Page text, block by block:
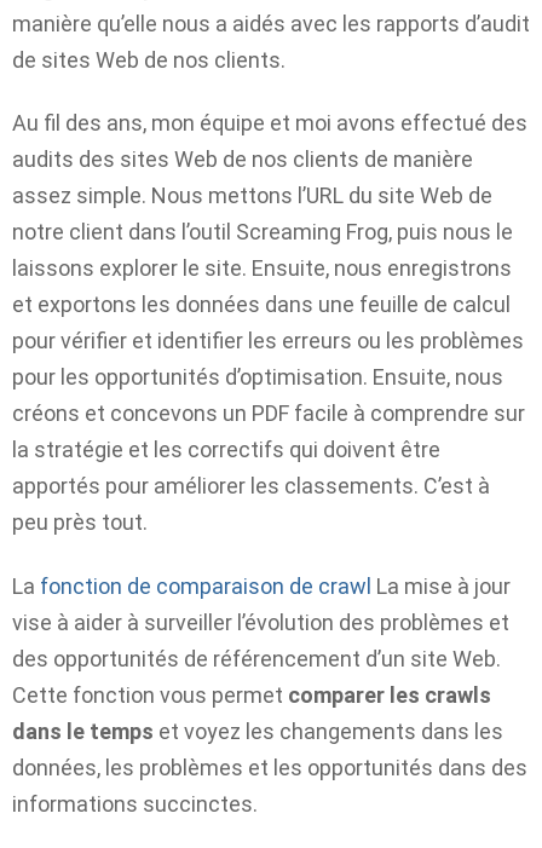
manière qu’elle nous a aidés avec les rapports d’audit
de sites Web de nos clients.
Au fil des ans, mon équipe et moi avons effectué des
audits des sites Web de nos clients de manière
assez simple. Nous mettons l’URL du site Web de
notre client dans l’outil Screaming Frog, puis nous le
laissons explorer le site. Ensuite, nous enregistrons
et exportons les données dans une feuille de calcul
pour vérifier et identifier les erreurs ou les problèmes
pour les opportunités d’optimisation. Ensuite, nous
créons et concevons un PDF facile à comprendre sur
la stratégie et les correctifs qui doivent être
apportés pour améliorer les classements. C’est à
peu près tout.
La fonction de comparaison de crawl La mise à jour
vise à aider à surveiller l’évolution des problèmes et
des opportunités de référencement d’un site Web.
Cette fonction vous permet comparer les crawls
dans le temps et voyez les changements dans les
données, les problèmes et les opportunités dans des
informations succinctes.